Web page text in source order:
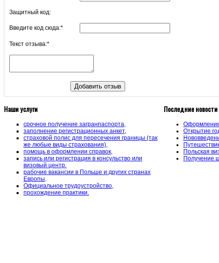
Защитный код:
Введите код сюда:*
Текст отзыва:*
Наши услуги
срочное получение загранпаспорта,
заполнение регистрационных анкет,
страховой полис для пересечения границы (так
же любые виды страхования),
помощь в оформлении справок,
запись или регистрация в консульство или
визовый центр.
рабочие вакансии в Польше и других странах
Европы.
Официальное трудоустройство,
прохождение практики.
Последние новости
Открытие
Польская
Получение